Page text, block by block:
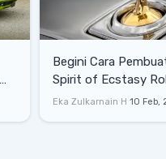
Begini Cara
Spirit of Ecstasy
Eka Zulkarnain H 10 Feb,